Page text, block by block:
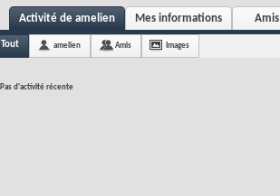
Activité de amelien Mes informations Amis
Tout amelien Amis Images
Pas d'activité récente